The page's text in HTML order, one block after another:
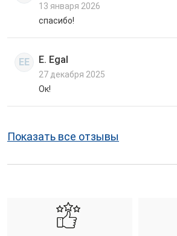
13 января 2026
спасибо!
EE E. Egal
27 декабря 2025
Ок!
Показать все отзывы